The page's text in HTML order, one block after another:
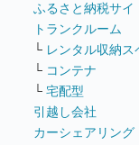
ふるさと納税サイ
トランクルーム
└ レンタル収納ス
└ コンテナ
└ 宅配型
引越し会社
カーシェアリング